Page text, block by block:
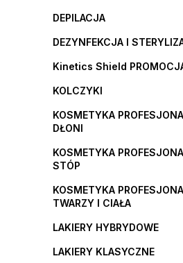
DEPILACJA
DEZYNFEKCJA I
Kinetics Shield
KOLCZYKI
KOSMETYKA
DŁONI
KOSMETYKA
STÓP
KOSMETYKA
TWARZY I CIAŁA
LAKIERY HYBRYDOWE
LAKIERY KLASYCZNE